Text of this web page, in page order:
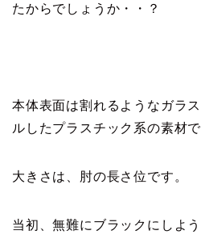
たからでしょうか・・？
本体表面は割れるようなガラ
ルしたプラスチック系の素材で
大きさは、肘の長さ位です。
当初、無難にブラックにしよ